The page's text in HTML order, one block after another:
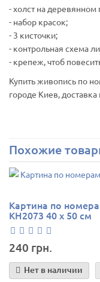
- холст на
- набор красок;
- 3 кисточки;
- контрольная схема
- крепеж, чтоб
Купить живопись по
городе Киев,
Похожие
Картина по
КН2073 40 х 50 см
240 грн.
Нет в наличии